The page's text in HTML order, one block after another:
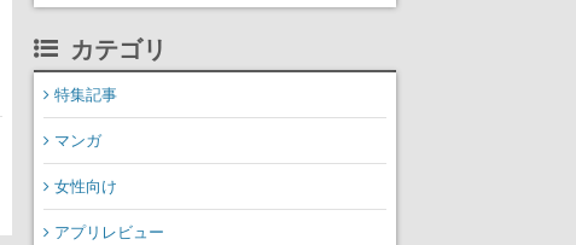
カテゴリ
特集記事
マンガ
女性向け
アプリレビュー